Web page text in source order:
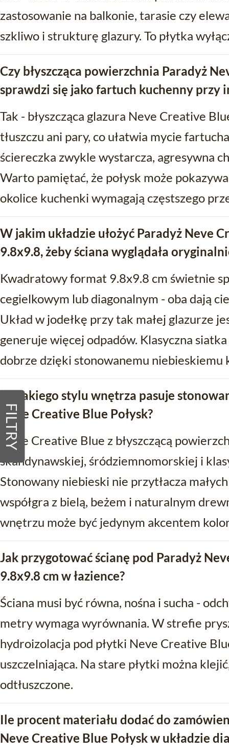
FILTRY
zastosowanie na balkonie, tarasie czy
szkliwo i strukturę glazury. To płytka
Czy błyszcząca powierzchnia Paradyż
sprawdzi się jako fartuch kuchenny przy
Tak - błyszcząca glazura Neve Creative
tłuszczu ani pary, co ułatwia mycie
ściereczka zwykle wystarcza, agresywna
Warto pamiętać, że połysk może
okolice kuchenki wymagają częstszego
W jakim układzie ułożyć Paradyż Neve
9.8x9.8, żeby ściana wyglądała
Kwadratowy format 9.8x9.8 cm świetnie
cegielkowym lub diagonalnym - oba dają
Układ w jodełkę przy tak małej glazurze
generuje więcej odpadów. Klasyczna
dobrze dzięki stonowanemu niebieskiemu
Do jakiego stylu wnętrza pasuje
Neve Creative Blue Połysk?
Neve Creative Blue z błyszczącą
skandynawskiej, śródziemnomorskiej i
Stonowany niebieski nie przytłacza
współgra z bielą, beżem i naturalnym
wnętrzu może być jedynym akcentem
Jak przygotować ścianę pod Paradyż
9.8x9.8 cm w łazience?
Ściana musi być równa, nośna i sucha -
metry wymaga wyrównania. W strefie
hydroizolacja pod płytki Neve Creative
uszczelniająca. Na stare płytki można
odtłuszczone.
Ile procent materiału dodać do
Neve Creative Blue Połysk w układzie